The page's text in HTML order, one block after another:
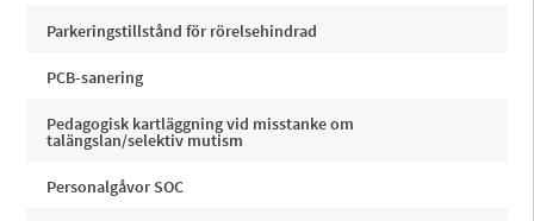
Parkeringstillstånd för rörelsehindrad
PCB-sanering
Pedagogisk kartläggning vid misstanke om
talängslan/selektiv mutism
Personalgåvor SOC